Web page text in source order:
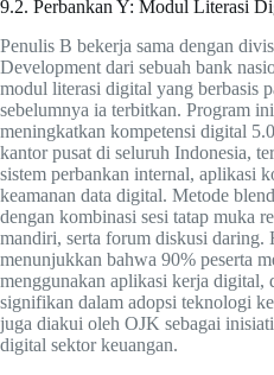
9.2. Perbankan Y: Modul Literasi
Penulis B bekerja sama dengan
Development dari sebuah bank
modul literasi digital yang berbasis
sebelumnya ia terbitkan. Program
meningkatkan kompetensi digital
kantor pusat di seluruh Indonesia,
sistem perbankan internal, aplikasi
keamanan data digital. Metode
dengan kombinasi sesi tatap muka
mandiri, serta forum diskusi daring.
menunjukkan bahwa 90% peserta
menggunakan aplikasi kerja digital,
signifikan dalam adopsi teknologi
juga diakui oleh OJK sebagai
digital sektor keuangan.